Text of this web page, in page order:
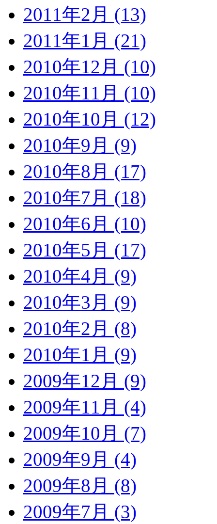
2011年2月 (13)
2011年1月 (21)
2010年12月 (10)
2010年11月 (10)
2010年10月 (12)
2010年9月 (9)
2010年8月 (17)
2010年7月 (18)
2010年6月 (10)
2010年5月 (17)
2010年4月 (9)
2010年3月 (9)
2010年2月 (8)
2010年1月 (9)
2009年12月 (9)
2009年11月 (4)
2009年10月 (7)
2009年9月 (4)
2009年8月 (8)
2009年7月 (3)